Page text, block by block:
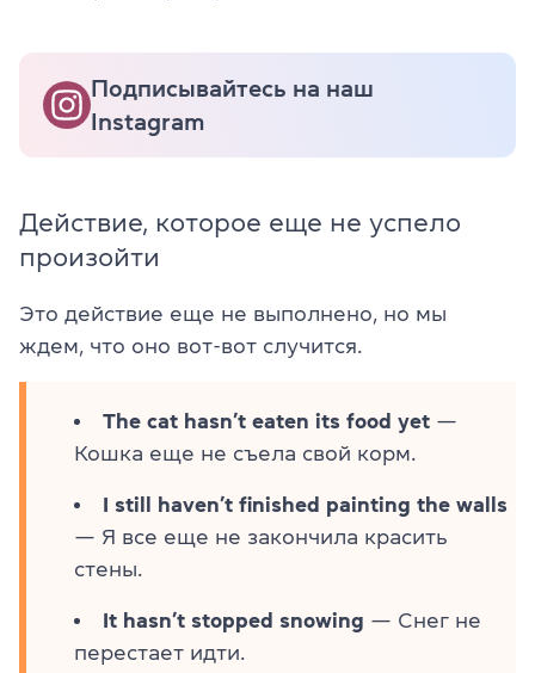
Подписывайтесь на наш
Instagram
Действие, которое еще не успело
произойти
Это действие еще не выполнено, но мы
ждем, что оно вот-вот случится.
The cat hasn’t eaten its food yet —
Кошка еще не съела свой корм.
I still haven’t finished painting the walls
— Я все еще не закончила красить
стены.
It hasn’t stopped snowing — Снег не
перестает идти.